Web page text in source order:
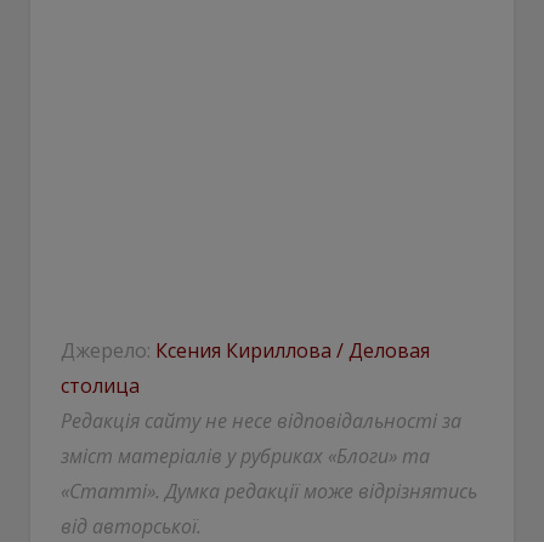
Джерело: Ксения Кириллова / Деловая
столица
Редакція сайту не несе відповідальності за
зміст матеріалів у рубриках «Блоги» та
«Статті». Думка редакції може відрізнятись
від авторської.